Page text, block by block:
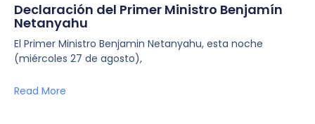
Declaración del Primer Ministro Benjamín
Netanyahu
El Primer Ministro Benjamin Netanyahu, esta noche
(miércoles 27 de agosto),
Read More